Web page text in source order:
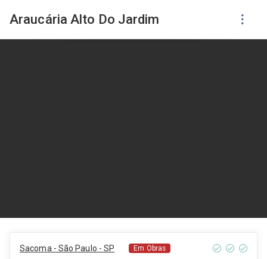
Araucária Alto Do Jardim
Sacoma - São Paulo - SP Em Obras